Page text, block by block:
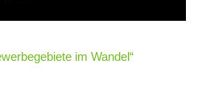
im Wandel“